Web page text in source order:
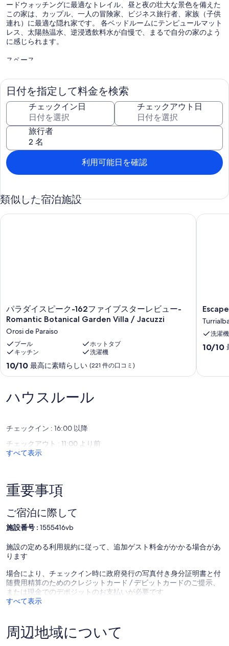
ードウォッチングに最適なトレイル、昼と夜の壮大な景色を備えた
この家は、カップル、一人の冒険家、ビジネス旅行者、家族（子供
連れ）に最適な隠れ家です。 各ベッドルームにテンピュールマット
レス、太陽熱温水、逆浸透飲料水が自慢で、まるで自分の家のよう
に感じられます。
スペース
*私たちの家は現在、4番目のベッドルームを完全に装備しているた
め、2家族または9人まで快適に収容できます！
*敷地内にオーガニックガーデンがあり、その内容を料理に使用で
きます。 また、主に庭から調達したさまざまな地元料理のパーソナ
ルシェフサービスも提供しています！ 朝食は含まれていませんが、
個人シェフサービスの一環として手配することができます。 シェフ
サービスを利用するには48時間前までに通知する必要があります。
*毎日のハウスキーピングは、1日25ドルの料金で提供できます。5
日間を超える滞在の場合は、週に1回無料です。
の息をtakingむようなパノラマビューを提供する尾根の上にありま
す。 北には雄大なトゥリアルバ火山があり、東には晴れた日にカリ
ブ海の線が見え、南には町とタラマンカ山脈の素晴らしい景色があ
は、キングサイズのテンプルペディックベッドと、2人用の浴槽を
備えたスイート内のバスルームがあります。 Blue Roomには、カリ
ブ海とタラマンカの景色を望むクイーンサイズのTempurpedicベッ
ドがあり、心地よい窓側の席があります。 レッドルームには、二段
ベッドと1台の上部ベッドがあり、トゥリアルバ火山と居心地の良
い窓側の席がある二段ベッドがあります。 それらの間に完全なバス
ルームがあります。 便利な場所にあり、カーポートから100フィー
トのところにあるオーガニックガーデンに向かい、レタス、きゅう
ゲストアクセス
伴しない場合はstable舎を除き、宿泊施設全体にアクセスできま
ゲストとの交流
ジャーがお客様をお迎えし、ご滞在中に発生するご質問や懸念に24
時間年中無休で対応いたします。 スペイン語を話す人が午前中に、
その他の注意事項
あり、火山の近くで最もおいしい水を誇っています！
*敷地内にオーガニックガーデンがあり、その内容を料理に使用で
ルシェフサービスも提供しています！
*毎日のハウスキーピングは、1日25ドルの料金で提供できますが、
滞在が5日を超える場合は無料です。 。
*私たちの農場では、散歩をすることもできますが、おそらく両方
がいます。 事前の許可が得られない限り、ゲストは動物と交流する
ことはできません。
日付を指定して料金を検索
チェックイン日 チェックアウト日
旅行者
利用可能日を確認
類似した宿泊施設
パ
ラ
イ
ス
ピ
ー
ク-162
イ
タ
レ
ビ
Romantic
Botanical
Villa
/
Jacuzzi
de
Paraiso
パラダイスピーク-162ファイブスターレビュー-
Romantic Botanical Garden Villa / Jacuzzi
Orosi de Paraiso
プール
ホットタブ
キッチン
洗濯機
10
段
中
10.0、
に
晴
ら
(221
件
口
ミ)
の
口
ミ
10/10 最高に素晴らしい (221 件の口コミ)
パラダイスピーク-162ファイブスターレビュー-Romantic
Escape
to
the
Cabaña
Finca
洗濯機
10
中
コ
10/10
Escape
ハウスルール
チェックイン : 16:00 以降
チェックアウト : 11:00 より前
すべて表示
重要事項
ご宿泊に際して
施設番号 : 1555416vb
施設の定める利用規約に従って、追加ゲスト料金がかかる場合があ
ります
場合により、チェックイン時に政府発行の写真付き身分証明書と付
随費用精算のためのクレジットカード / デビットカードのご提示、
または現金でのデポジットのお支払いが必要です
すべて表示
周辺地域について